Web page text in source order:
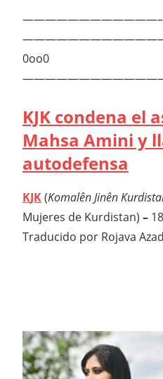
————————————–
0oo0
KJK condena el
Mahsa Amini y
autodefensa
KJK(Komalên Jinên
Mujeres de Kurdistan) –
Traducido por Rojava